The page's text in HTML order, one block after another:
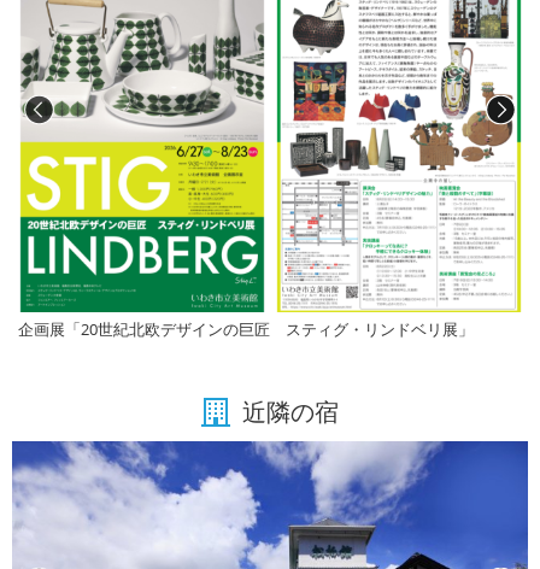
企画展「20世紀北欧デザインの巨匠 スティグ・リンドベリ展」
近隣の宿